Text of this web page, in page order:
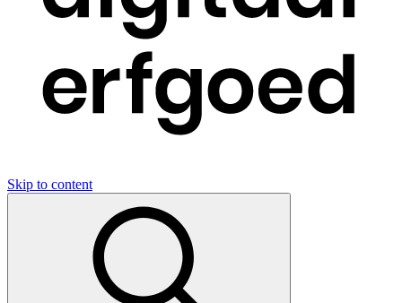
Skip to content